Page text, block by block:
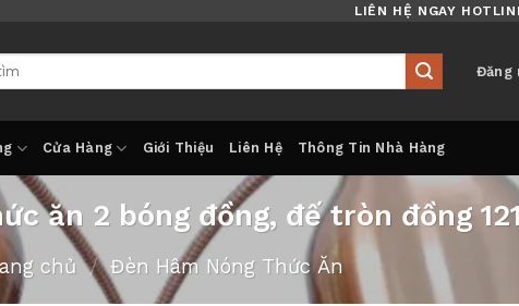
LIÊN HỆ NGAY
Đăng
Cửa Hàng Giới Thiệu Liên Hệ Thông Tin Nhà Hàng
ăn 2 bóng đồng, đế tròn đồng
chủ / Đèn Hâm Nóng Thức Ăn